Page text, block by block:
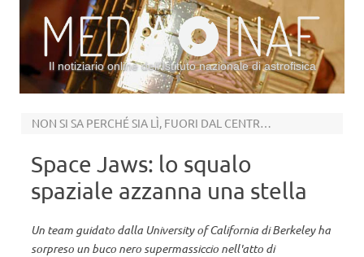
Il notiziario online dell’Istituto nazionale di astrofisica
NON SI SA PERCHÉ SIA LÌ, FUORI DAL CENTRO DELLA GALASSIA OSPITANTE
Space Jaws: lo squalo
spaziale azzanna una stella
Un team guidato dalla University of California di Berkeley ha
sorpreso un buco nero supermassiccio nell'atto di